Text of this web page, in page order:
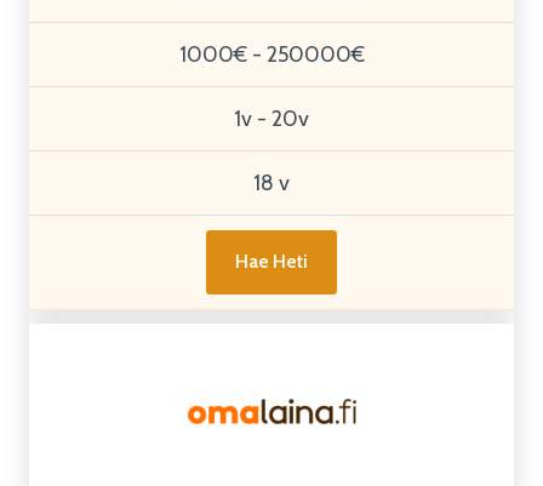
1000€ - 250000€
1v - 20v
18 v
Hae Heti